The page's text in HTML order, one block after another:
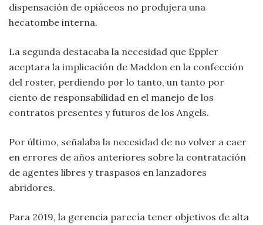
dispensación de opiáceos no produjera una
hecatombe interna.
La segunda destacaba la necesidad que Eppler
aceptara la implicación de Maddon en la confección
del roster, perdiendo por lo tanto, un tanto por
ciento de responsabilidad en el manejo de los
contratos presentes y futuros de los Angels.
Por último, señalaba la necesidad de no volver a caer
en errores de años anteriores sobre la contratación
de agentes libres y traspasos en lanzadores
abridores.
Para 2019, la gerencia parecía tener objetivos de alta